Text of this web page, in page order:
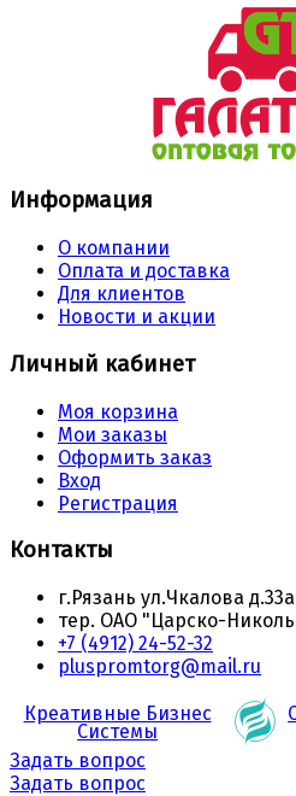
Информация
О компании
Оплата и доставка
Для клиентов
Новости и акции
Личный кабинет
Моя корзина
Мои заказы
Оформить заказ
Вход
Регистрация
Контакты
г.Рязань ул.Чкалова д.33а
тер. ОАО "Царско-
+7 (4912) 24-52-32
pluspromtorg@mail.ru
Креативные Бизнес
Системы
Задать вопрос
Задать вопрос